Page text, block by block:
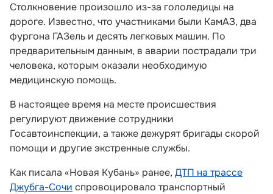
Столкновение произошло из-за гололедицы на
дороге. Известно, что участниками были КамАЗ, два
фургона ГАЗель и десять легковых машин. По
предварительным данным, в аварии пострадали три
человека, которым оказали необходимую
медицинскую помощь.
В настоящее время на месте происшествия
регулируют движение сотрудники
Госавтоинспекции, а также дежурят бригады скорой
помощи и другие экстренные службы.
Как писала «Новая Кубань» ранее, ДТП на трассе
Джубга-Сочи спровоцировало транспортный